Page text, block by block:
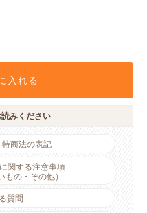
入れる
みください
特商法の表記
関する注意事項
もの・その他）
質問